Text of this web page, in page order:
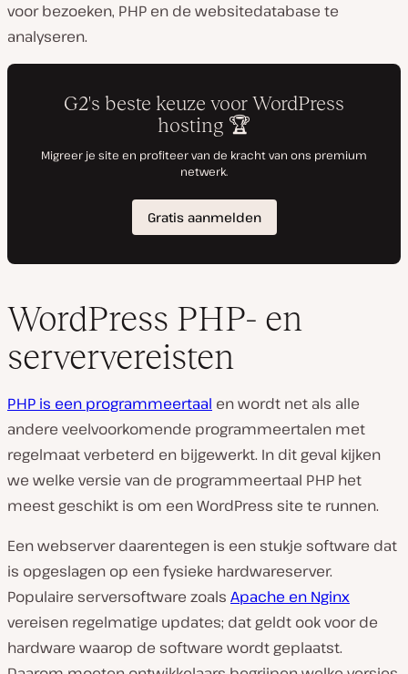
voor bezoeken, PHP en de websitedatabase te
analyseren.
WordPress PHP- en
serververeisten
PHP is een programmeertaal en wordt net als alle
andere veelvoorkomende programmeertalen met
regelmaat verbeterd en bijgewerkt. In dit geval kijken
we welke versie van de programmeertaal PHP het
meest geschikt is om een ​​WordPress site te runnen.
Een webserver daarentegen is een stukje software dat
is opgeslagen op een fysieke hardwareserver.
Populaire serversoftware zoals Apache en Nginx
vereisen regelmatige updates; dat geldt ook voor de
hardware waarop de software wordt geplaatst.